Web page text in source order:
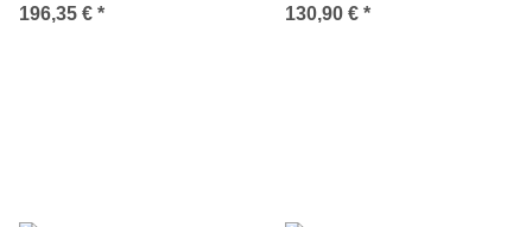
196,35 € * 130,90 € *